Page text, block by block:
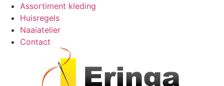
Assortiment kleding
Huisregels
Naaiatelier
Contact